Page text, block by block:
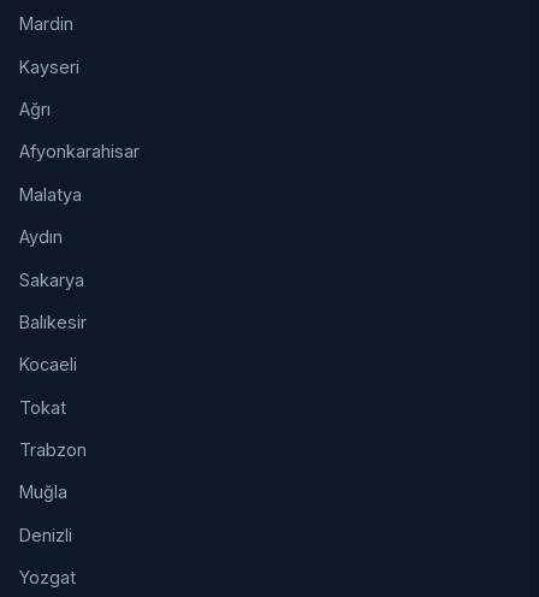
Mardin
Kayseri
Ağrı
Afyonkarahisar
Malatya
Aydın
Sakarya
Balıkesir
Kocaeli
Tokat
Trabzon
Muğla
Denizli
Yozgat